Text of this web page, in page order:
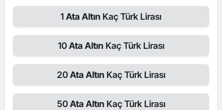
1 Ata Altın Kaç Türk Lirası
10Ata Altın Kaç Türk Lirası
20Ata Altın Kaç Türk Lirası
50Ata Altın Kaç Türk Lirası